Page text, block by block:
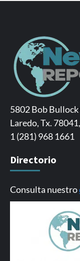
5802 Bob
Laredo, Tx.
1 (281) 968 1661
Directorio
Consulta nuestro